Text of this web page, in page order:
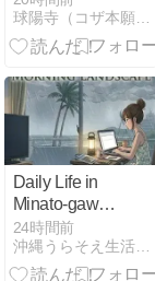
市）』
Daily Life in
Minato-gawa,
Urasoe,
Okinawa: This
Morning’s
24時間前
沖縄うらそえ生活｜介護・DIY・日々の記録